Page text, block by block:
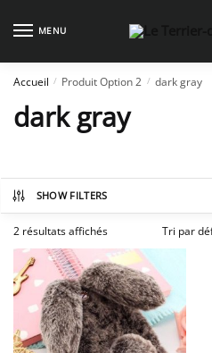
MENU
Accueil / Produit Option 2 / dark gray
dark gray
SHOW FILTERS
2 résultats affichés